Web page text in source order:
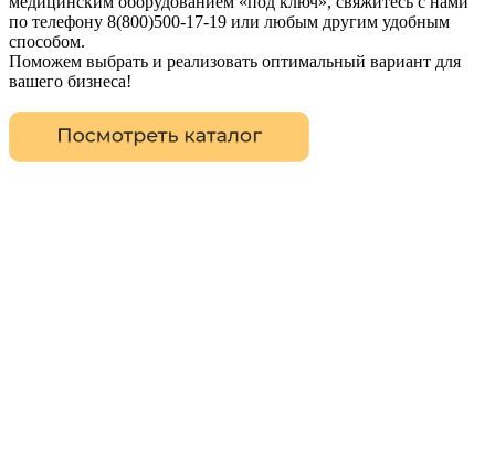
по телефону 8(800)500-17-19 или любым другим удобным
способом.
Поможем выбрать и реализовать оптимальный вариант для
вашего бизнеса!